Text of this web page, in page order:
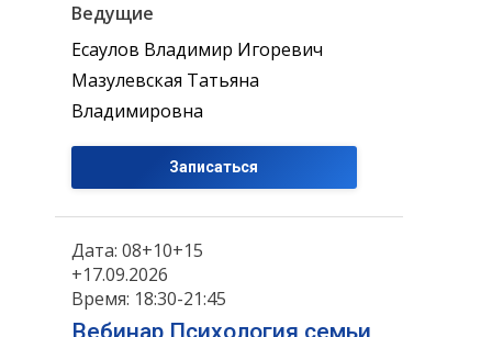
Ведущие
Есаулов Владимир Игоревич
Мазулевская Татьяна
Владимировна
Записаться
Дата: 08+10+15
+17.09.2026
Время: 18:30-21:45
Вебинар Психология семьи